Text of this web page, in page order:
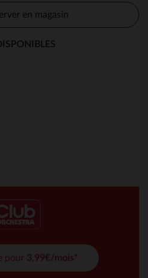
en magasin
pour 3,99€/mois*